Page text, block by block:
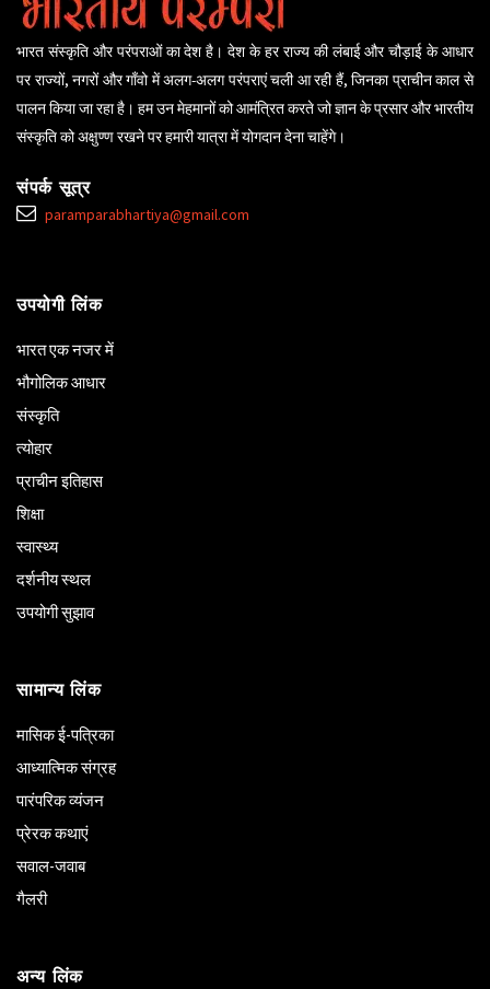
भारत संस्कृति और परंपराओं का देश है। देश के हर राज्य की लंबाई और चौड़ाई के आधार
पर राज्यों, नगरों और गाँवो में अलग-अलग परंपराएं चली आ रही हैं, जिनका प्राचीन काल से
पालन किया जा रहा है। हम उन मेहमानों को आमंत्रित करते जो ज्ञान के प्रसार और भारतीय
संस्कृति को अक्षुण्ण रखने पर हमारी यात्रा में योगदान देना चाहेंगे।
संपर्क सूत्र
paramparabhartiya@gmail.com
उपयोगी लिंक
भारत एक नजर में
भौगोलिक आधार
संस्कृति
त्योहार
प्राचीन इतिहास
शिक्षा
स्वास्थ्य
दर्शनीय स्थल
उपयोगी सुझाव
सामान्य लिंक
मासिक ई-पत्रिका
आध्यात्मिक संग्रह
पारंपरिक व्यंजन
प्रेरक कथाएं
सवाल-जवाब
गैलरी
अन्य लिंक